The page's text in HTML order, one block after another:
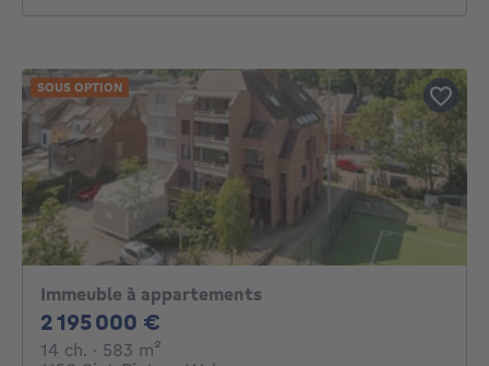
Immeuble à appartements
2 195 000 €
14 ch. 14 chambres
· 583 m²
SOUS OPTION